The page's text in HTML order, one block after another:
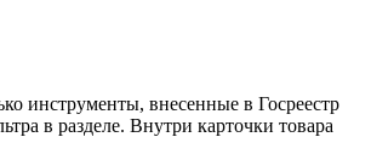
инструменты, внесенные в Госреестр
в разделе. Внутри карточки товара